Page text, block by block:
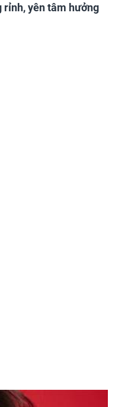
rỉnh, yên tâm hưởng